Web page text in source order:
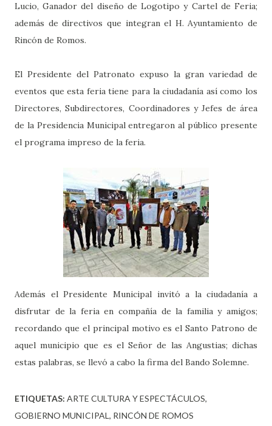
Lucio, Ganador del diseño de Logotipo y Cartel de Feria;
además de directivos que integran el H. Ayuntamiento de
Rincón de Romos.
El Presidente del Patronato expuso la gran variedad de
eventos que esta feria tiene para la ciudadanía así como los
Directores, Subdirectores, Coordinadores y Jefes de área
de la Presidencia Municipal entregaron al público presente
el programa impreso de la feria.
Además el Presidente Municipal invitó a la ciudadanía a
disfrutar de la feria en compañía de la familia y amigos;
recordando que el principal motivo es el Santo Patrono de
aquel municipio que es el Señor de las Angustias; dichas
estas palabras, se llevó a cabo la firma del Bando Solemne.
ETIQUETAS: ARTE CULTURA Y ESPECTÁCULOS
GOBIERNO MUNICIPAL
RINCÓN DE ROMOS